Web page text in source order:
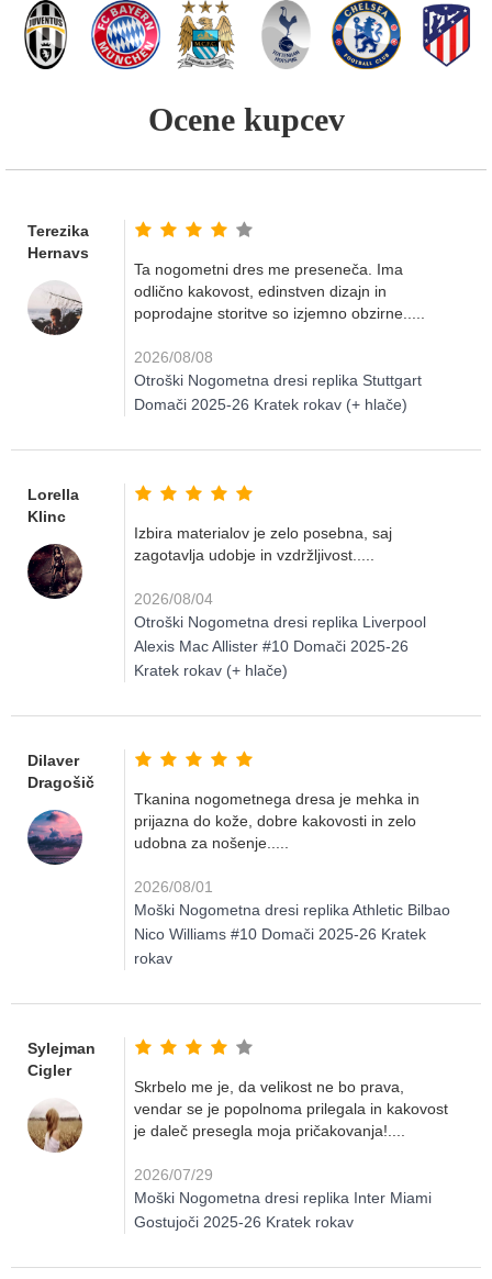
Ocene kupcev
Terezika
Hernavs
Ta nogometni dres me preseneča. Ima
odlično kakovost, edinstven dizajn in
poprodajne storitve so izjemno obzirne.....
2026/08/08
Otroški Nogometna dresi replika Stuttgart
Domači 2025-26 Kratek rokav (+ hlače)
Lorella
Klinc
Izbira materialov je zelo posebna, saj
zagotavlja udobje in vzdržljivost.....
2026/08/04
Otroški Nogometna dresi replika Liverpool
Alexis Mac Allister #10 Domači 2025-26
Kratek rokav (+ hlače)
Dilaver
Dragošič
Tkanina nogometnega dresa je mehka in
prijazna do kože, dobre kakovosti in zelo
udobna za nošenje.....
2026/08/01
Moški Nogometna dresi replika Athletic Bilbao
Nico Williams #10 Domači 2025-26 Kratek
rokav
Sylejman
Cigler
Skrbelo me je, da velikost ne bo prava,
vendar se je popolnoma prilegala in kakovost
je daleč presegla moja pričakovanja!....
2026/07/29
Moški Nogometna dresi replika Inter Miami
Gostujoči 2025-26 Kratek rokav